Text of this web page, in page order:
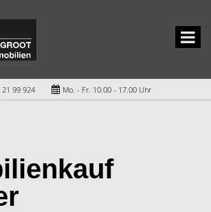
99 924 Mo. - Fr. 10.00 - 17.00 Uhr